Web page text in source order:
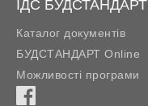
ІДС БУДСТАНДАРТ
Каталог документів
БУДСТАНДАРТ Online
Можливості програми